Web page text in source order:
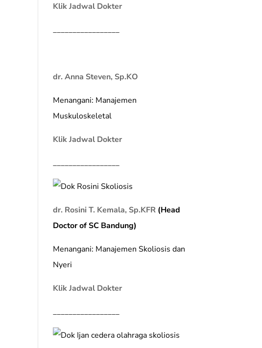
Klik Jadwal Dokter
_________________
dr. Anna Steven, Sp.KO
Menangani: Manajemen
Muskuloskeletal
Klik Jadwal Dokter
_________________
dr. Rosini T. Kemala, Sp.KFR (Head
Doctor of SC Bandung)
Menangani: Manajemen Skoliosis dan
Nyeri
Klik Jadwal Dokter
_________________